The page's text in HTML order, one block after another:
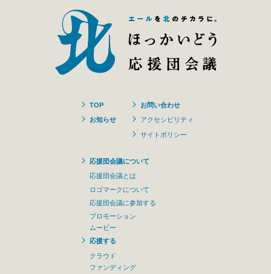
TOP
お知らせ
お問い合わせ
アクセシビリティ
サイトポリシー
応援団会議について
応援団会議とは
ロゴマークについて
応援団会議に参加する
プロモーション
ムービー
応援する
クラウド
ファンディング